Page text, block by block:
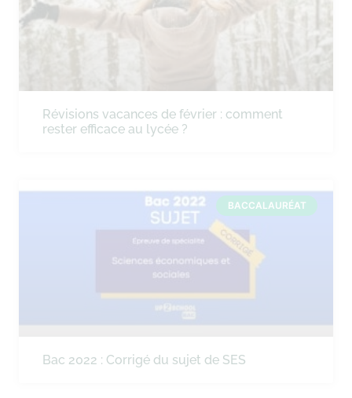
Révisions vacances de février : comment
rester efficace au lycée ?
BACCALAURÉAT
Bac 2022 : Corrigé du sujet de SES